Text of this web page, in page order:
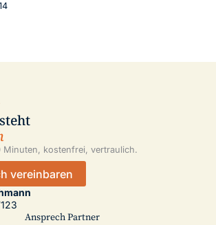
Minuten, kostenfrei, vertraulich.
vereinbaren
Ansprech Partner